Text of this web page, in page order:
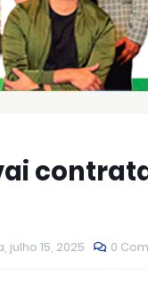
15, 2025 0